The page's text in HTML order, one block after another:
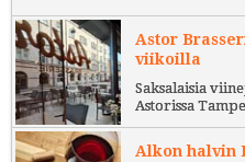
Astor
viikoilla
Saksalaisia
Astorissa
Alkon halvin